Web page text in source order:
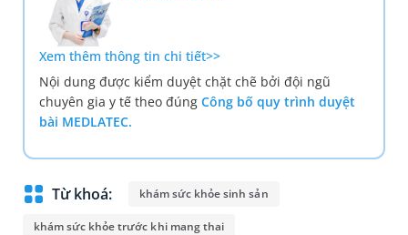
Xem thêm thông tin chi tiết>>
Nội dung được kiểm duyệt chặt chẽ bởi đội ngũ
chuyên gia y tế theo đúng Công bố quy trình duyệt
bài MEDLATEC.
Từ khoá: khám sức khỏe sinh sản
khám sức khỏe trước khi mang thai